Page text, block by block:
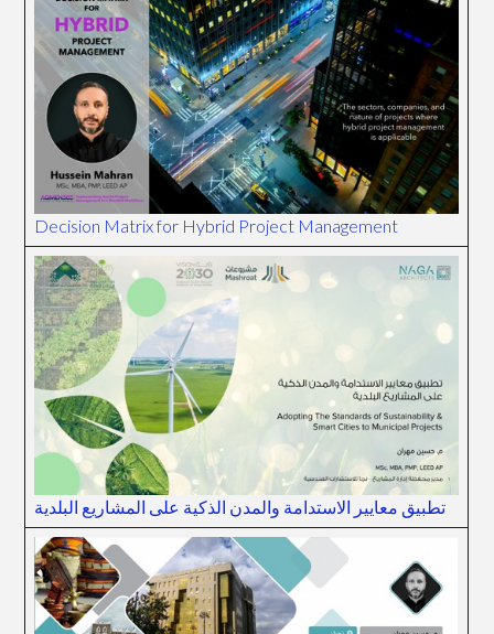
Decision Matrix for Hybrid Project Management
تطبيق معايير الاستدامة والمدن الذكية على المشاريع البلدية